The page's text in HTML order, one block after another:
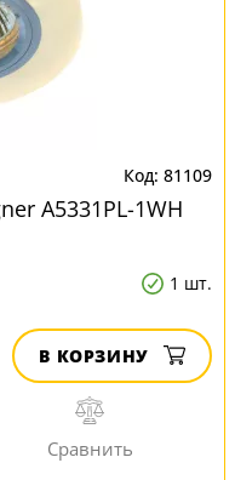
81109
A5331PL-1WH
1 шт.
В КОРЗИНУ